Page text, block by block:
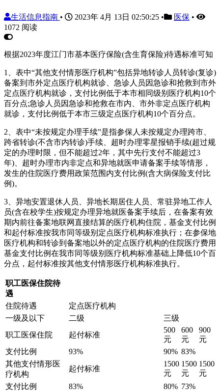
生活信息指南 • 2023年 4月 13日 02:50:25 • 医保 •
1072 阅读
根据2023年度江门市基本医疗保险(含生育保险)待遇标准可知
1、表中“其他支付情形医疗机构”包括异地转诊人员转诊(复诊)
备案到市外定点医疗机构就诊、急诊人员因急诊和抢救到市外
定点医疗机构就诊，支付比例低于本市相同级别医疗机构10个
百分点;急诊人员因急诊和抢救在市内、市外非定点医疗机构
就诊，支付比例低于本市三级定点医疗机构10个百分点。
2、表中“未按规定办理手续”是指参保人未按规定办理跨市、
跨省转诊(不含市内转诊)手续、超时办理零星报销手续(超过规
定的办理时限，但不能超过2年，其中先行支付不能超过3
年)、超时办理市内非定点和异地就医申请备案手续等情形，
发生的住院医疗费用政策范围内支付比例(含大病保险支付比
例)。
3、异地安置退休人员、异地长期居住人员、常驻异地工作人
员(含在校学生)按规定办理异地就医备案手续后，在备案有效
期内前往备案地联网直接结算的医疗机构住院，基金支付比例
和起付标准按我市同等级别定点医疗机构标准执行；在参保地
医疗机构和转诊到备案地以外的定点医疗机构的住院医疗费用
基金支付比例在我市同等级别医疗机构标准基础上降低10个百
分点，起付标准按其他支付情形医疗机构标准执行。
职工医保住院待
遇
住院待遇
定点医疗机构
一级及以下
二级
三级
职工医保住院
起付标准
500
元
600
元
900
元
支付比例
93% 90% 83%
其他支付情形医
疗机构
起付标准
1500
元
1500
元
1500
元
支付比例
83% 80% 73%